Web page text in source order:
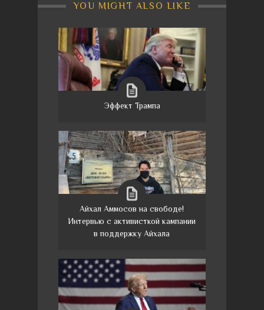
YOU MIGHT ALSO LIKE
Эффект Трампа
Айхал Аммосов на свободе!
Интервью с активисткой кампании
в поддержку Айхала